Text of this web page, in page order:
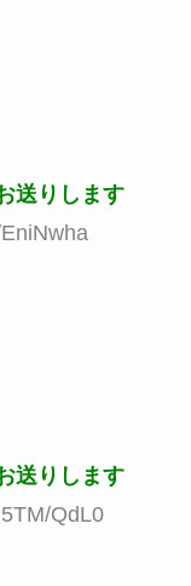
送りします
送りします
QdL0